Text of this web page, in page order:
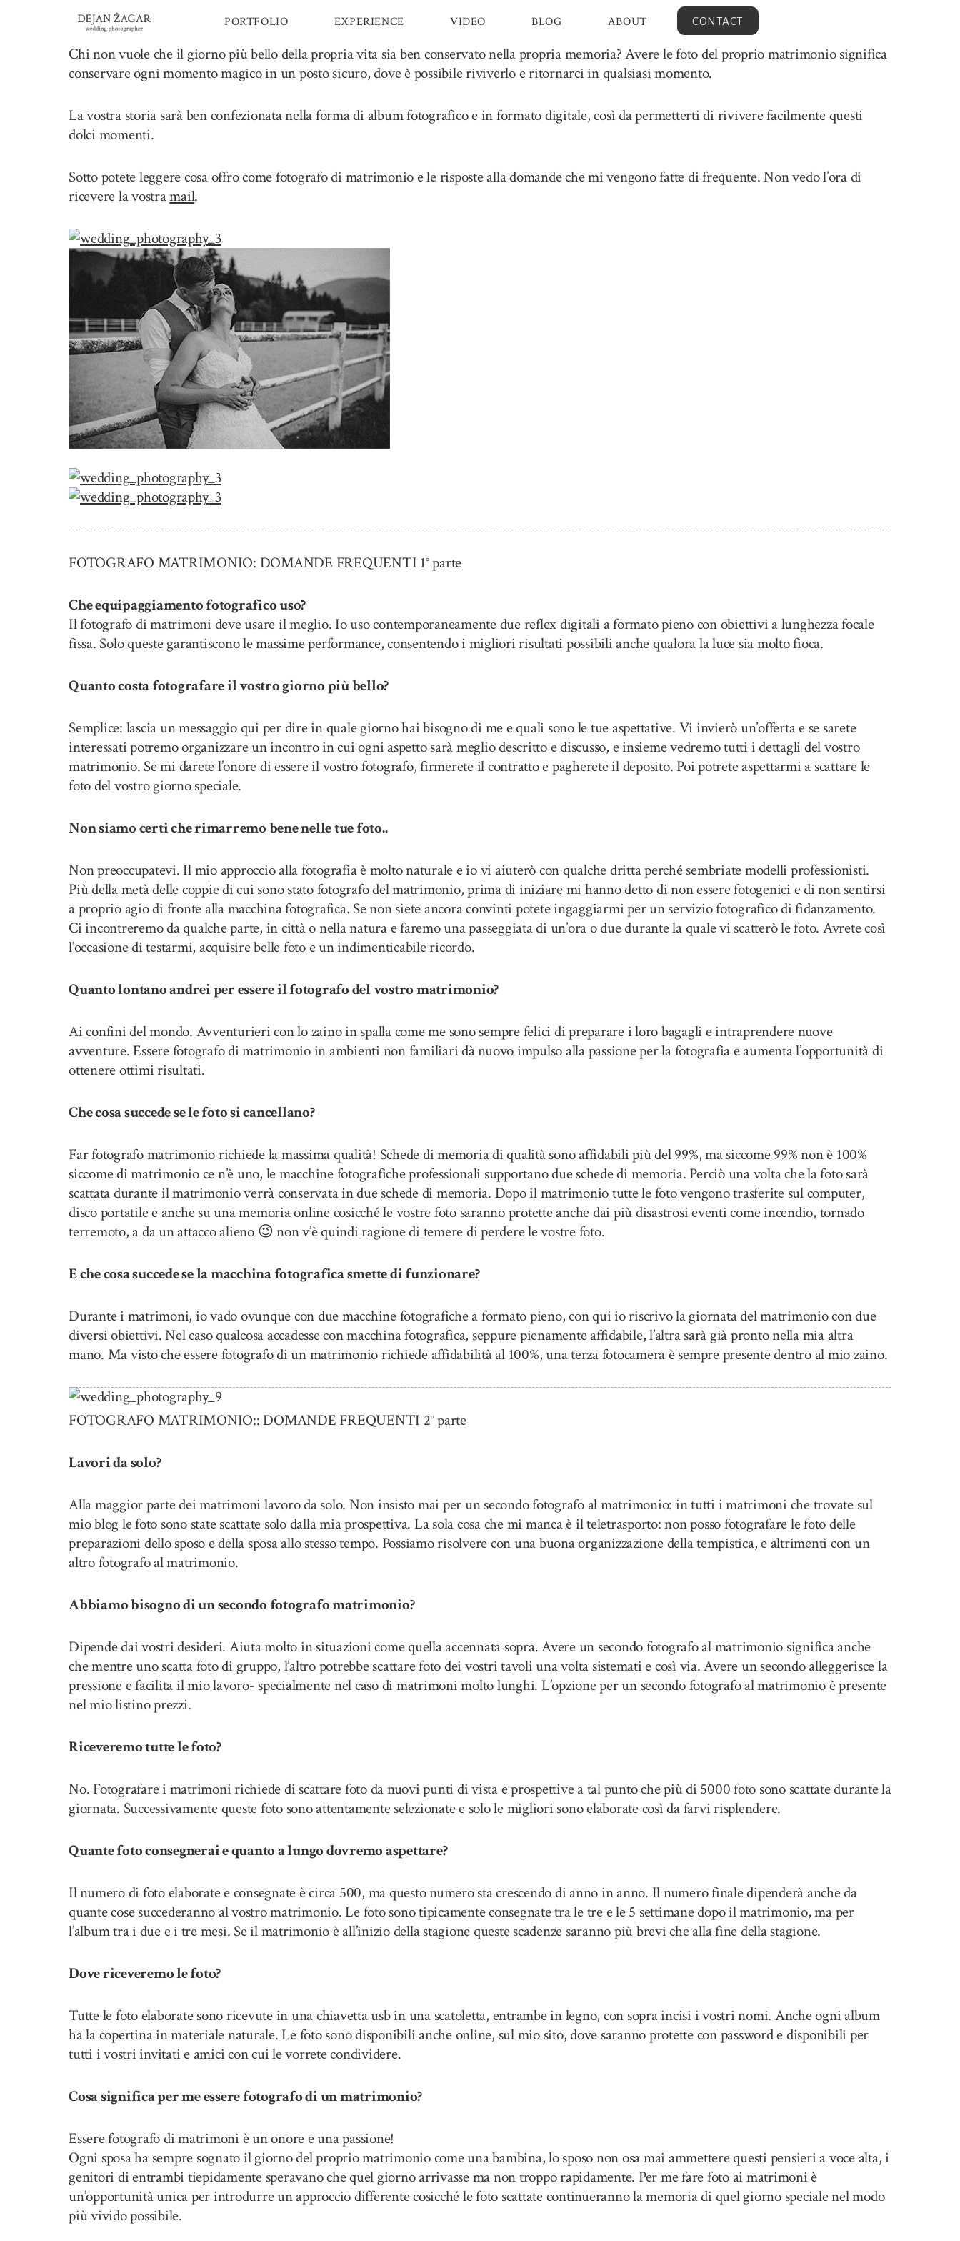
PORTFOLIO EXPERIENCE VIDEO BLOG ABOUT CONTACT
Chi non vuole che il giorno più bello della propria vita sia ben conservato nella propria memoria? Avere le foto del proprio matrimonio significa
conservare ogni momento magico in un posto sicuro, dove è possibile riviverlo e ritornarci in qualsiasi momento.
La vostra storia sarà ben confezionata nella forma di album fotografico e in formato digitale, così da permetterti di rivivere facilmente questi
dolci momenti.
Sotto potete leggere cosa offro come fotografo di matrimonio e le risposte alla domande che mi vengono fatte di frequente. Non vedo l’ora di
ricevere la vostramail.
FOTOGRAFO MATRIMONIO: DOMANDE FREQUENTI 1° parte
Che equipaggiamento fotografico uso?
Il fotografo di matrimoni deve usare il meglio. Io uso contemporaneamente due reflex digitali a formato pieno con obiettivi a lunghezza focale
fissa. Solo queste garantiscono le massime performance, consentendo i migliori risultati possibili anche qualora la luce sia molto fioca.
Quanto costa fotografare il vostro giorno più bello?
Semplice: lascia un messaggio qui per dire in quale giorno hai bisogno di me e quali sono le tue aspettative. Vi invierò un’offerta e se sarete
interessati potremo organizzare un incontro in cui ogni aspetto sarà meglio descritto e discusso, e insieme vedremo tutti i dettagli del vostro
matrimonio. Se mi darete l’onore di essere il vostro fotografo, firmerete il contratto e pagherete il deposito. Poi potrete aspettarmi a scattare le
foto del vostro giorno speciale.
Non siamo certi che rimarremo bene nelle tue foto..
Non preoccupatevi. Il mio approccio alla fotografia è molto naturale e io vi aiuterò con qualche dritta perché sembriate modelli professionisti.
Più della metà delle coppie di cui sono stato fotografo del matrimonio, prima di iniziare mi hanno detto di non essere fotogenici e di non sentirsi
a proprio agio di fronte alla macchina fotografica. Se non siete ancora convinti potete ingaggiarmi per un servizio fotografico di fidanzamento.
Ci incontreremo da qualche parte, in città o nella natura e faremo una passeggiata di un’ora o due durante la quale vi scatterò le foto. Avrete così
l’occasione di testarmi, acquisire belle foto e un indimenticabile ricordo.
Quanto lontano andrei per essere il fotografo del vostro matrimonio?
Ai confini del mondo. Avventurieri con lo zaino in spalla come me sono sempre felici di preparare i loro bagagli e intraprendere nuove
avventure. Essere fotografo di matrimonio in ambienti non familiari dà nuovo impulso alla passione per la fotografia e aumenta l’opportunità di
ottenere ottimi risultati.
Che cosa succede se le foto si cancellano?
Far fotografo matrimonio richiede la massima qualità! Schede di memoria di qualità sono affidabili più del 99%, ma siccome 99% non è 100%
siccome di matrimonio ce n’è uno, le macchine fotografiche professionali supportano due schede di memoria. Perciò una volta che la foto sarà
scattata durante il matrimonio verrà conservata in due schede di memoria. Dopo il matrimonio tutte le foto vengono trasferite sul computer,
disco portatile e anche su una memoria online cosicché le vostre foto saranno protette anche dai più disastrosi eventi come incendio, tornado
terremoto, a da un attacco alieno 😉 non v’è quindi ragione di temere di perdere le vostre foto.
E che cosa succede se la macchina fotografica smette di funzionare?
Durante i matrimoni, io vado ovunque con due macchine fotografiche a formato pieno, con qui io riscrivo la giornata del matrimonio con due
diversi obiettivi. Nel caso qualcosa accadesse con macchina fotografica, seppure pienamente affidabile, l’altra sarà già pronto nella mia altra
mano. Ma visto che essere fotografo di un matrimonio richiede affidabilità al 100%, una terza fotocamera è sempre presente dentro al mio zaino.
FOTOGRAFO MATRIMONIO:: DOMANDE FREQUENTI 2° parte
Lavori da solo?
Alla maggior parte dei matrimoni lavoro da solo. Non insisto mai per un secondo fotografo al matrimonio: in tutti i matrimoni che trovate sul
mio blog le foto sono state scattate solo dalla mia prospettiva. La sola cosa che mi manca è il teletrasporto: non posso fotografare le foto delle
preparazioni dello sposo e della sposa allo stesso tempo. Possiamo risolvere con una buona organizzazione della tempistica, e altrimenti con un
altro fotografo al matrimonio.
Abbiamo bisogno di un secondo fotografo matrimonio?
Dipende dai vostri desideri. Aiuta molto in situazioni come quella accennata sopra. Avere un secondo fotografo al matrimonio significa anche
che mentre uno scatta foto di gruppo, l’altro potrebbe scattare foto dei vostri tavoli una volta sistemati e così via. Avere un secondo alleggerisce la
pressione e facilita il mio lavoro- specialmente nel caso di matrimoni molto lunghi. L’opzione per un secondo fotografo al matrimonio è presente
nel mio listino prezzi.
Riceveremo tutte le foto?
No. Fotografare i matrimoni richiede di scattare foto da nuovi punti di vista e prospettive a tal punto che più di 5000 foto sono scattate durante la
giornata. Successivamente queste foto sono attentamente selezionate e solo le migliori sono elaborate così da farvi risplendere.
Quante foto consegnerai e quanto a lungo dovremo aspettare?
Il numero di foto elaborate e consegnate è circa 500, ma questo numero sta crescendo di anno in anno. Il numero finale dipenderà anche da
quante cose succederanno al vostro matrimonio. Le foto sono tipicamente consegnate tra le tre e le 5 settimane dopo il matrimonio, ma per
l’album tra i due e i tre mesi. Se il matrimonio è all’inizio della stagione queste scadenze saranno più brevi che alla fine della stagione.
Dove riceveremo le foto?
Tutte le foto elaborate sono ricevute in una chiavetta usb in una scatoletta, entrambe in legno, con sopra incisi i vostri nomi. Anche ogni album
ha la copertina in materiale naturale. Le foto sono disponibili anche online, sul mio sito, dove saranno protette con password e disponibili per
tutti i vostri invitati e amici con cui le vorrete condividere.
Cosa significa per me essere fotografo di un matrimonio?
Essere fotografo di matrimoni è un onore e una passione!
Ogni sposa ha sempre sognato il giorno del proprio matrimonio come una bambina, lo sposo non osa mai ammettere questi pensieri a voce alta, i
genitori di entrambi tiepidamente speravano che quel giorno arrivasse ma non troppo rapidamente. Per me fare foto ai matrimoni è
un’opportunità unica per introdurre un approccio differente cosicché le foto scattate continueranno la memoria di quel giorno speciale nel modo
più vivido possibile.